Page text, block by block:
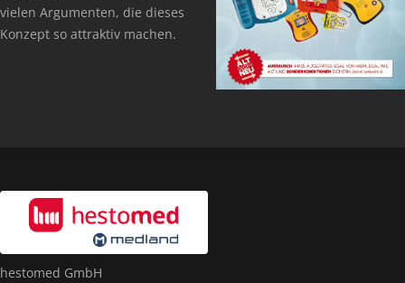
vielen Argumenten, die dieses
Konzept so attraktiv machen.
hestomed GmbH